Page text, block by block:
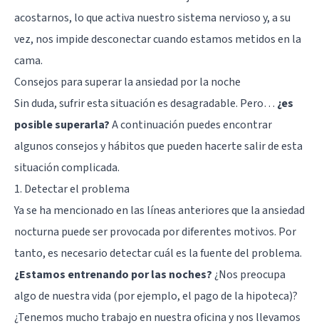
acostarnos, lo que activa nuestro sistema nervioso y, a su
vez, nos impide desconectar cuando estamos metidos en la
cama.
Consejos para superar la ansiedad por la noche
Sin duda, sufrir esta situación es desagradable. Pero… ¿es
posible superarla?A continuación puedes encontrar
algunos consejos y hábitos que pueden hacerte salir de esta
situación complicada.
1. Detectar el problema
Ya se ha mencionado en las líneas anteriores que la ansiedad
nocturna puede ser provocada por diferentes motivos. Por
tanto, es necesario detectar cuál es la fuente del problema.
¿Estamos entrenando por las noches?¿Nos preocupa
algo de nuestra vida (por ejemplo, el pago de la hipoteca)?
¿Tenemos mucho trabajo en nuestra oficina y nos llevamos